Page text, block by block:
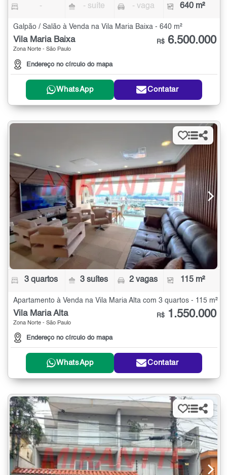
- - suíte - vaga 640 m²
Galpão / Salão à Venda na Vila Maria Baixa - 640 m²
Vila Maria Baixa
Zona Norte - São Paulo
Endereço no círculo do mapa
R$ 6.500.000
WhatsApp Contatar
3 quartos 3 suítes 2 vagas 115 m²
Apartamento à Venda na Vila Maria Alta com 3 quartos - 115 m²
Vila Maria Alta
Zona Norte - São Paulo
Endereço no círculo do mapa
R$ 1.550.000
WhatsApp Contatar